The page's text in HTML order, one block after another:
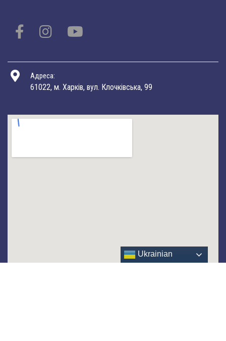
Адреса:
61022, м. Харків, вул. Клочківська, 99
Ukrainian